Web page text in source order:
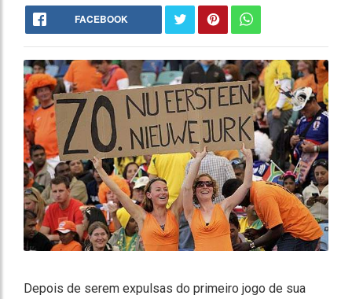
FACEBOOK
Depois de serem expulsas do primeiro jogo de sua